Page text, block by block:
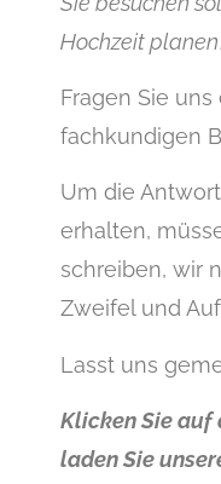
Hochzeit
Fragen Sie
fachkundigen
Um die
erhalten,
schreiben, wir
Zweifel und
Lasst uns
Klicken Sie auf
laden Sie